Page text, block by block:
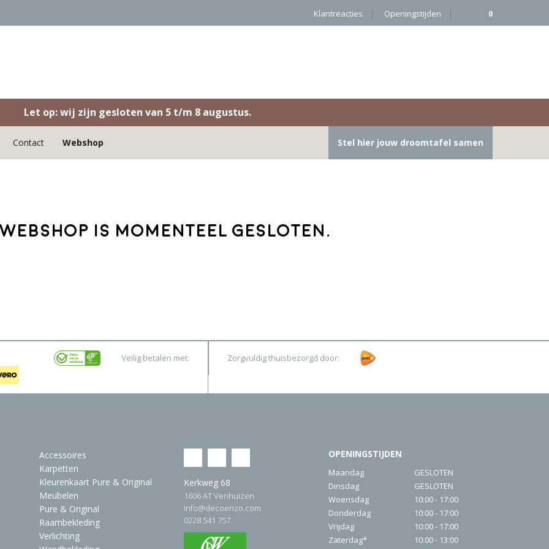
Klantreacties Openingstijden 0
Let op: wij zijn gesloten van 5 t/m 8 augustus.
Contact Webshop Stel hier jouw droomtafel samen
is momenteel gesloten.
Veilig betalen met: Zorgvuldig thuisbezorgd door:
Accessoires
Karpetten
Kleurenkaart Pure & Original
Meubelen
Pure & Original
Raambekleding
Verlichting
Kerkweg 68
1606 AT Venhuizen
info@decoenzo.com
0228 541 757
OPENINGSTIJDEN
Maandag
GESLOTEN
Dinsdag
GESLOTEN
Woensdag
10:00 - 17:00
Donderdag
10:00 - 17:00
Vrijdag
10:00 - 17:00
Zaterdag*
10:00 - 13:00